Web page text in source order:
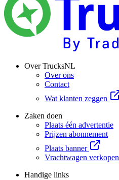
Over TrucksNL
Over ons
Contact
Wat klanten zeggen
Zaken doen
Plaats één advertentie
Prijzen abonnement
Plaats banner
Vrachtwagen verkopen
Handige links